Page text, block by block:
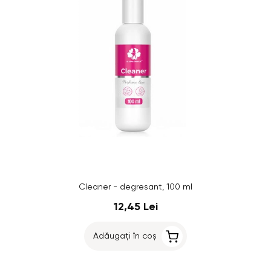
Cleaner - degresant, 100 ml
12,45 Lei
Adăugați în coș